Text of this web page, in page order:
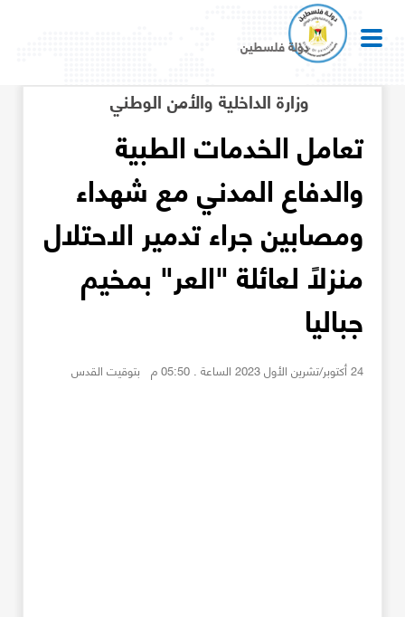
دولة فلسطين
وزارة الداخلية والأمن الوطني
تعامل الخدمات الطبية
والدفاع المدني مع شهداء
ومصابين جراء تدمير الاحتلال
منزلاً لعائلة "العر" بمخيم
جباليا
24 أكتوبر/تشرين الأول 2023 الساعة . 05:50 م بتوقيت القدس